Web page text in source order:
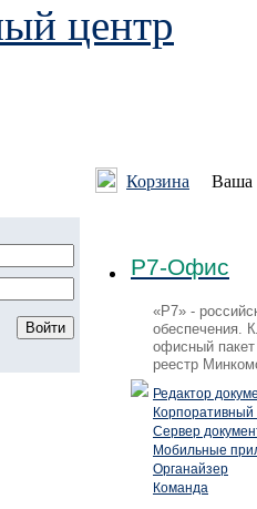
центр
Корзина Ваша
Р7-Офис
«Р7» -
обеспечения.
офисный
реестр
Редактор
Корпоративный
Сервер
Мобильные
Органайзер
Команда